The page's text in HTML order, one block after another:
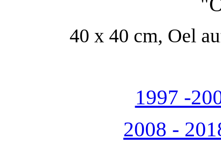
40 x 40 cm, Oel
1997 -
2008 -